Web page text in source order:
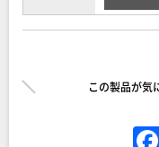
この製品が気